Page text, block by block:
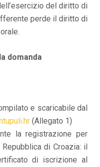
del diritto di
perde il diritto di
domanda
e scaricabile dal
(Allegato 1)
la registrazione per
di Croazia: il
di iscrizione al